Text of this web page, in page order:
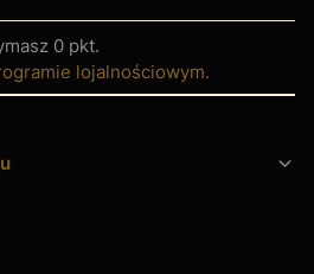
0 pkt.
lojalnościowym.